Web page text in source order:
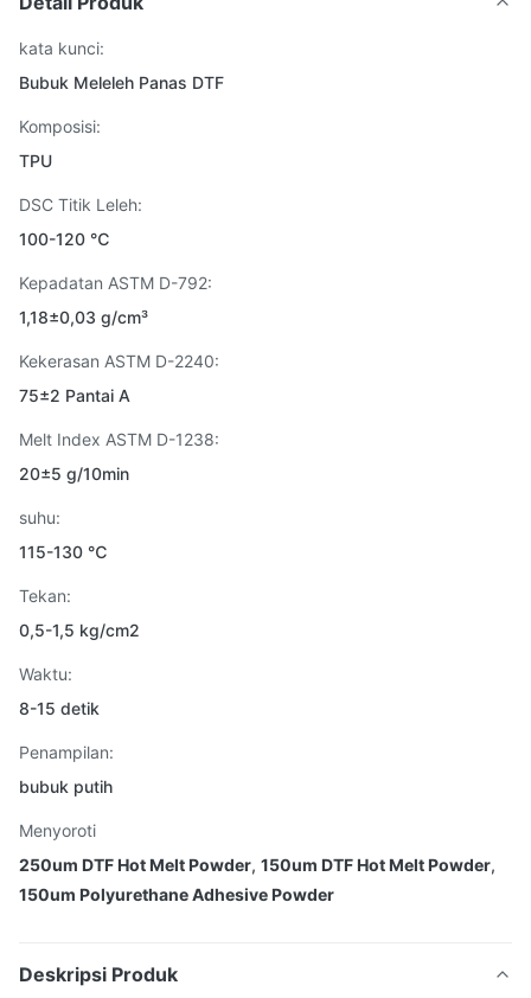
kata kunci:
Bubuk Meleleh Panas DTF
Komposisi:
TPU
DSC Titik Leleh:
100-120 ℃
Kepadatan ASTM D-792:
1,18±0,03 g/cm³
Kekerasan ASTM D-2240:
75±2 Pantai A
Melt Index ASTM D-1238:
20±5 g/10min
suhu:
115-130 ℃
Tekan:
0,5-1,5 kg/cm2
Waktu:
8-15 detik
Penampilan:
bubuk putih
Menyoroti
250um DTF Hot Melt Powder, 150um DTF Hot Melt Powder,
150um Polyurethane Adhesive Powder
Deskripsi Produk